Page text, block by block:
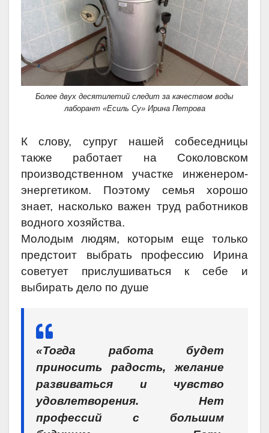
Более двух десятилетий следит за качеством воды
лаборант «Есиль Су» Ирина Петрова
К слову, супруг нашей собеседницы
также работает на Соколовском
производственном участке инженером-
энергетиком. Поэтому семья хорошо
знает, насколько важен труд работников
водного хозяйства.
Молодым людям, которым еще только
предстоит выбрать профессию Ирина
советует прислушиваться к себе и
выбирать дело по душе
«Тогда работа будет
приносить радость, желание
развиваться и чувство
удовлетворения. Нет
профессий с большим